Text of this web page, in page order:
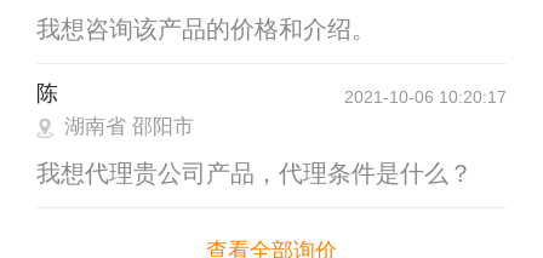
我想咨询该产品的价格和介绍。
陈 2021-10-06 10:20:17
湖南省 邵阳市
我想代理贵公司产品，代理条件是什么？
查看全部询价